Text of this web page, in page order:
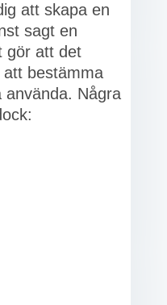
att skapa en
sagt en
gör att det
bestämma
använda. Några